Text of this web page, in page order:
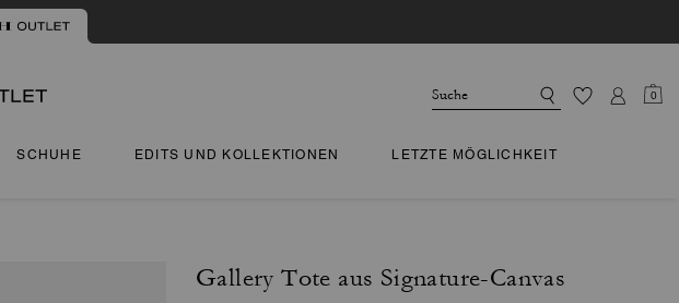
0
SCHUHE EDITS UND KOLLEKTIONEN LETZTE MÖGLICHKEIT
Gallery Tote aus Signature-Canvas